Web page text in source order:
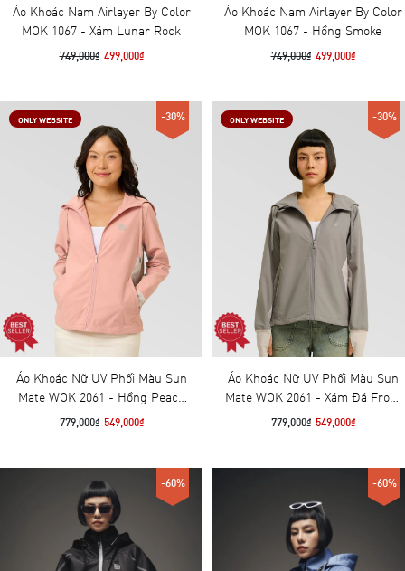
Áo Khoác Nam Airlayer By Color
MOK 1067 - Xám Lunar Rock
749,000₫ 499,000₫
Áo Khoác Nam Airlayer By Color
MOK 1067 - Hồng Smoke
749,000₫ 499,000₫
ONLY WEBSITE -30%
Áo Khoác Nữ UV Phối Màu Sun
Mate WOK 2061 - Hồng Peach
Beige
779,000₫ 549,000₫
ONLY WEBSITE -30%
Áo Khoác Nữ UV Phối Màu Sun
Mate WOK 2061 - Xám Đá Frost
Grey
779,000₫ 549,000₫
-60% -60%